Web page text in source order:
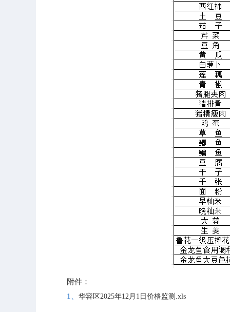
附件：
1、 华容区2025年12月1日价格监测.xls